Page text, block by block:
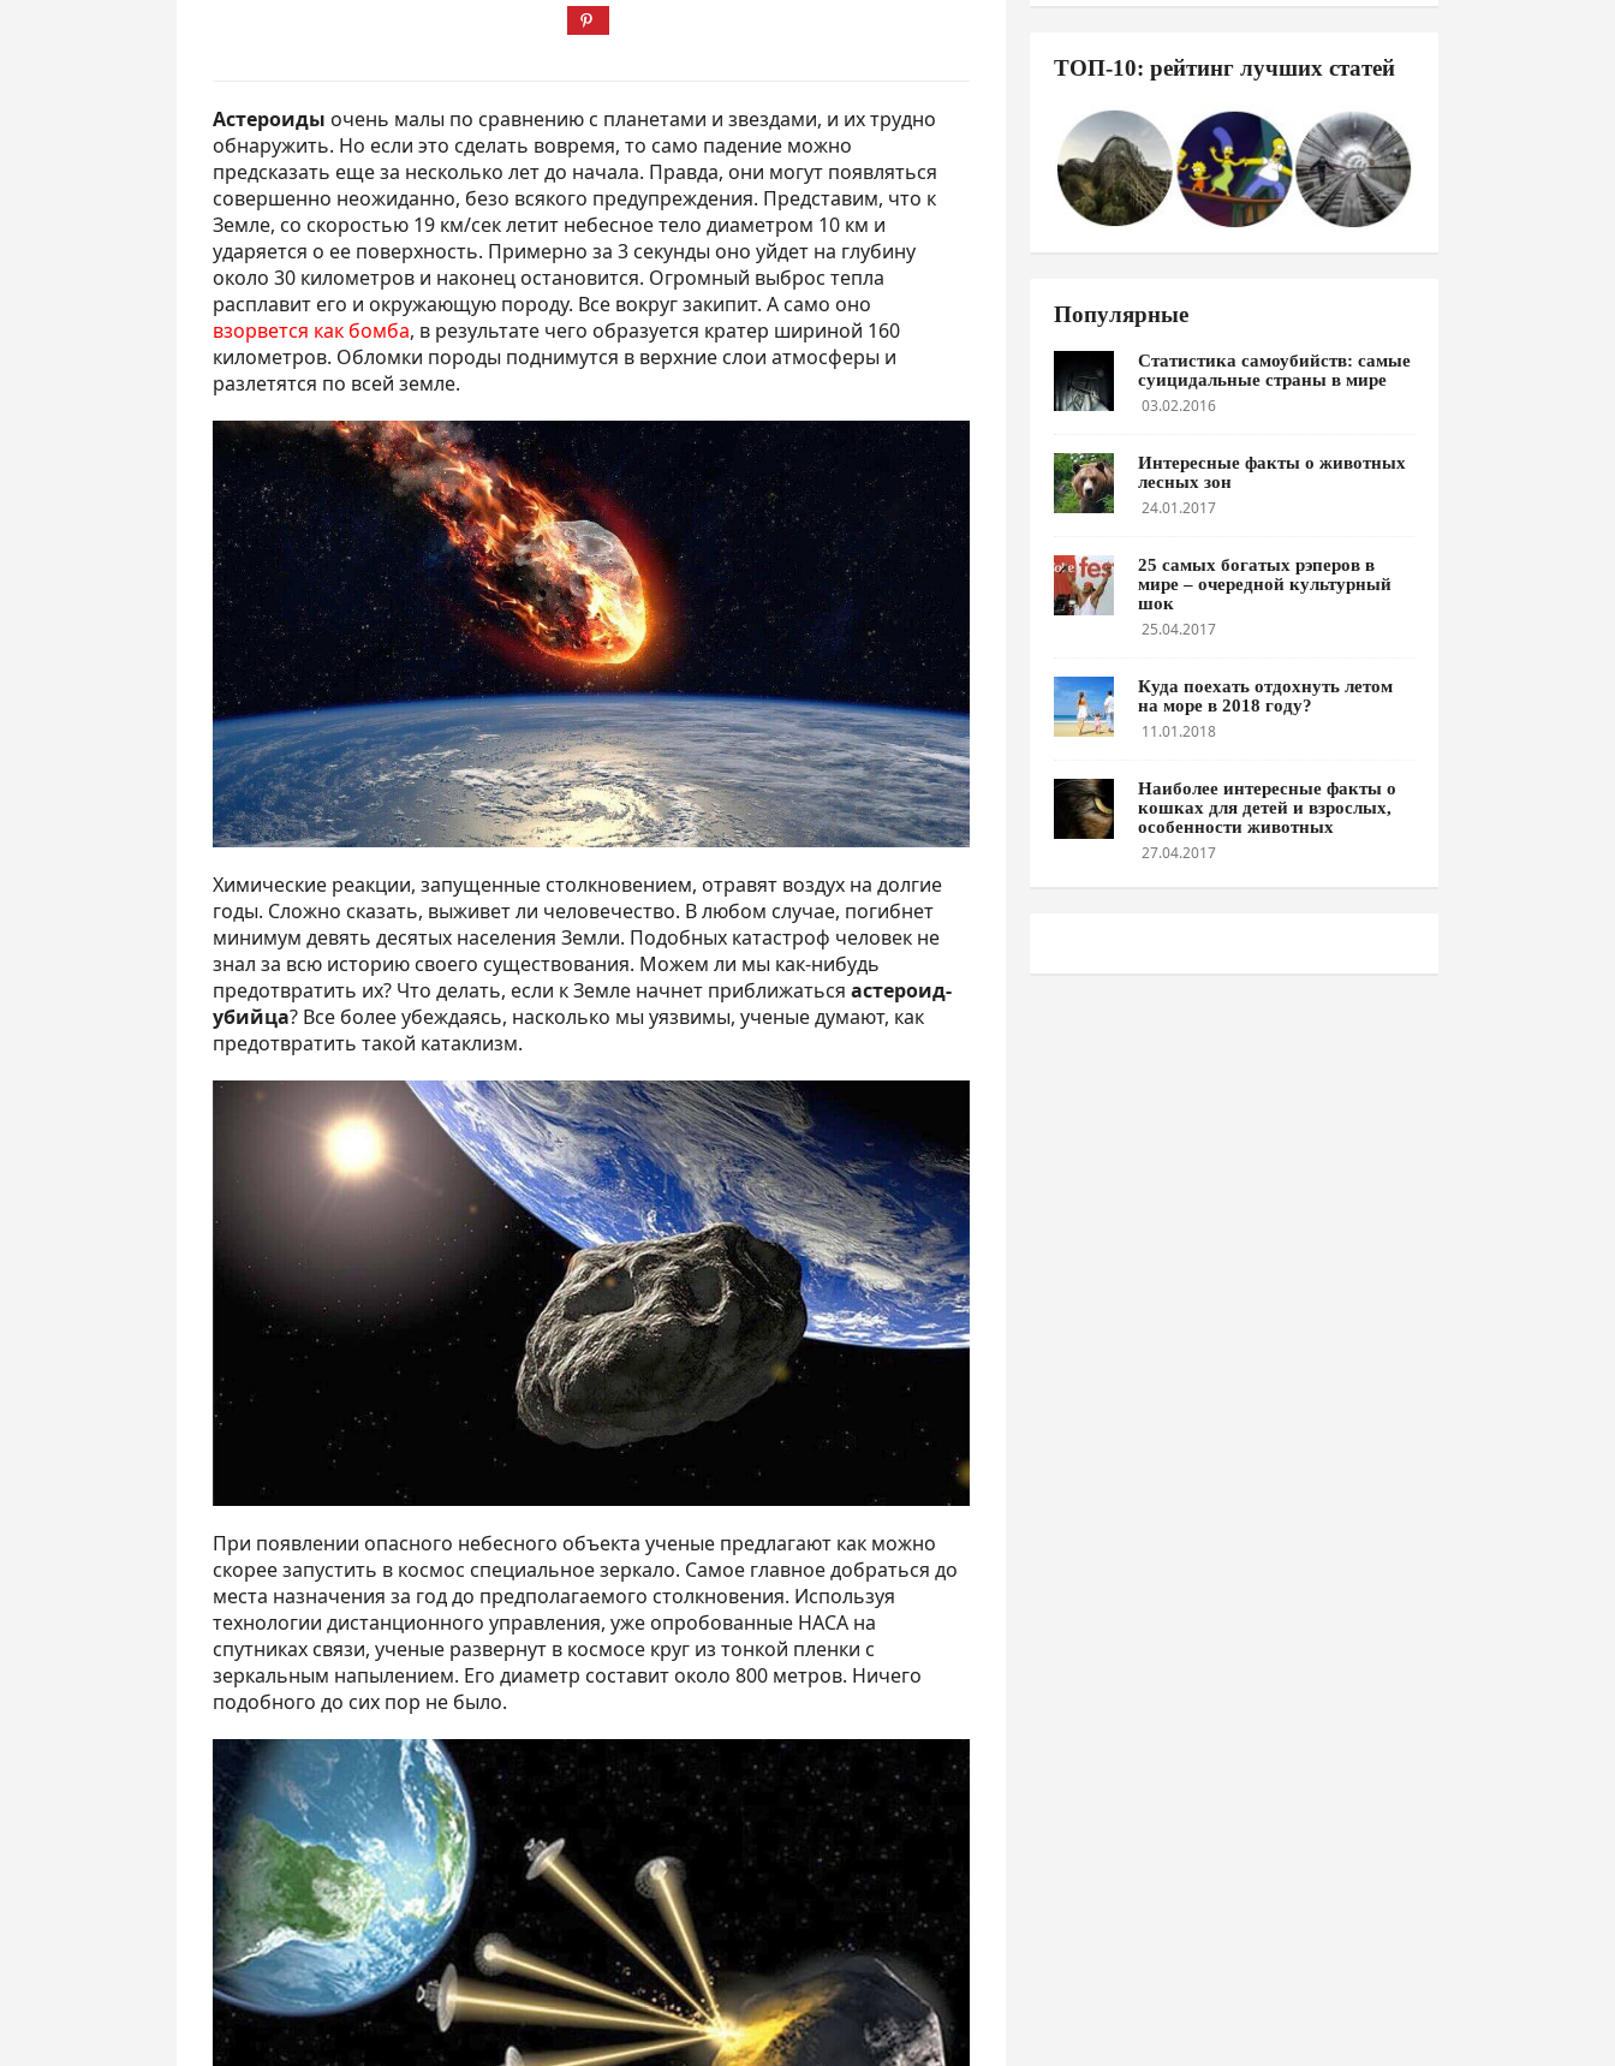
Астероиды очень малы по сравнению с планетами и звездами, и их трудно
обнаружить. Но если это сделать вовремя, то само падение можно
предсказать еще за несколько лет до начала. Правда, они могут появляться
совершенно неожиданно, безо всякого предупреждения. Представим, что к
Земле, со скоростью 19 км/сек летит небесное тело диаметром 10 км и
ударяется о ее поверхность. Примерно за 3 секунды оно уйдет на глубину
около 30 километров и наконец остановится. Огромный выброс тепла
расплавит его и окружающую породу. Все вокруг закипит. А само оно
взорвется как бомба, в результате чего образуется кратер шириной 160
километров. Обломки породы поднимутся в верхние слои атмосферы и
разлетятся по всей земле.
Химические реакции, запущенные столкновением, отравят воздух на долгие
годы. Сложно сказать, выживет ли человечество. В любом случае, погибнет
минимум девять десятых населения Земли. Подобных катастроф человек не
знал за всю историю своего существования. Можем ли мы как-нибудь
предотвратить их? Что делать, если к Земле начнет приближаться астероид-
убийца? Все более убеждаясь, насколько мы уязвимы, ученые думают, как
предотвратить такой катаклизм.
При появлении опасного небесного объекта ученые предлагают как можно
скорее запустить в космос специальное зеркало. Самое главное добраться до
места назначения за год до предполагаемого столкновения. Используя
технологии дистанционного управления, уже опробованные НАСА на
спутниках связи, ученые развернут в космосе круг из тонкой пленки с
зеркальным напылением. Его диаметр составит около 800 метров. Ничего
подобного до сих пор не было.
ТОП-10: рейтинг лучших статей
Популярные
Статистика самоубийств: самые
суицидальные страны в мире
03.02.2016
Интересные факты о животных
лесных зон
24.01.2017
25 самых богатых рэперов в
мире – очередной культурный
шок
25.04.2017
Куда поехать отдохнуть летом
на море в 2018 году?
11.01.2018
Наиболее интересные факты о
кошках для детей и взрослых,
особенности животных
27.04.2017